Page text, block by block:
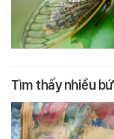
Tìm thấy nhiều